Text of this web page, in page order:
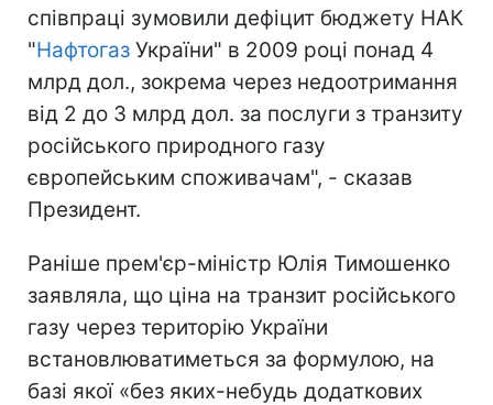
співпраці зумовили дефіцит бюджету НАК
"Нафтогаз України" в 2009 році понад 4
млрд дол., зокрема через недоотримання
від 2 до 3 млрд дол. за послуги з транзиту
російського природного газу
європейським споживачам", - сказав
Президент.
Раніше прем'єр-міністр Юлія Тимошенко
заявляла, що ціна на транзит російського
газу через територію України
встановлюватиметься за формулою, на
базі якої «без яких-небудь додаткових